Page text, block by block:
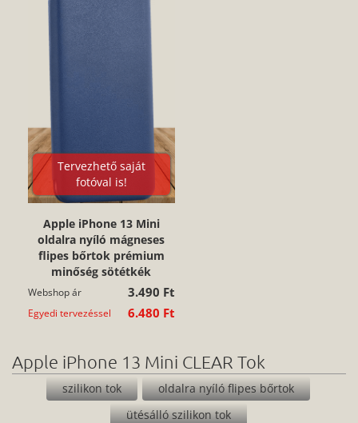
Tervezhető saját
fotóval is!
Apple iPhone 13 Mini
oldalra nyíló mágneses
flipes bőrtok prémium
minőség sötétkék
Webshop ár 3.490 Ft
Egyedi tervezéssel 6.480 Ft
Apple iPhone 13 Mini CLEAR Tok
szilikon tok
oldalra nyíló flipes bőrtok
ütésálló szilikon tok